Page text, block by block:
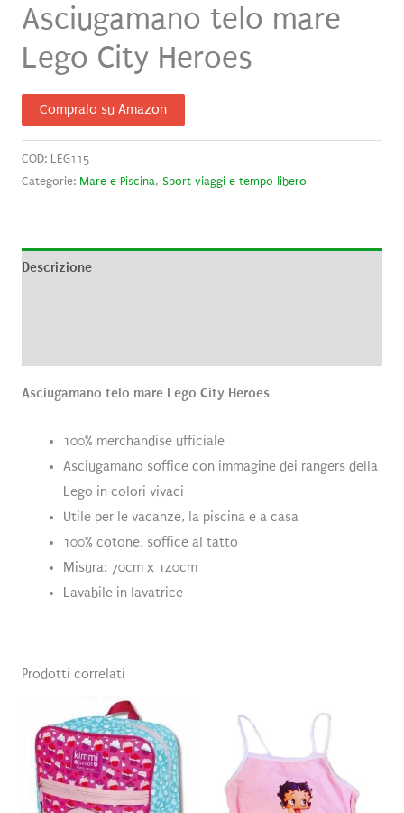
Asciugamano telo mare
Lego City Heroes
Compralo su Amazon
COD: LEG115
Categorie: Mare e Piscina, Sport viaggi e tempo libero
Descrizione
Asciugamano telo mare Lego City Heroes
100% merchandise ufficiale
Asciugamano soffice con immagine dei rangers della
Lego in colori vivaci
Utile per le vacanze, la piscina e a casa
100% cotone, soffice al tatto
Misura: 70cm x 140cm
Lavabile in lavatrice
Prodotti correlati